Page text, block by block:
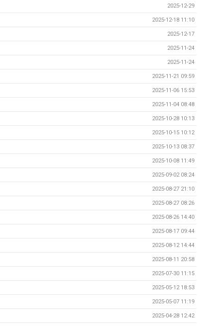
2025-12-29
2025-12-18 11:10
2025-12-17
2025-11-24
2025-11-24
2025-11-21 09:59
2025-11-06 15:53
2025-11-04 08:48
2025-10-28 10:13
2025-10-15 10:12
2025-10-13 08:37
2025-10-08 11:49
2025-09-02 08:24
2025-08-27 21:10
2025-08-27 08:26
2025-08-26 14:40
2025-08-17 09:44
2025-08-12 14:44
2025-08-11 20:58
2025-07-30 11:15
2025-05-12 18:53
2025-05-07 11:19
2025-04-28 12:42